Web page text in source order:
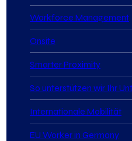
Workforce Management
Onsite
Smarter Proximity
So unterstützen wir Ihr
Internationale Mobilität
EU Worker in Germany